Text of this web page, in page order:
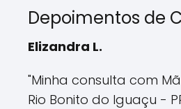
Depoimentos de
Elizandra L.
"Minha consulta com
Rio Bonito do Iguaçu -